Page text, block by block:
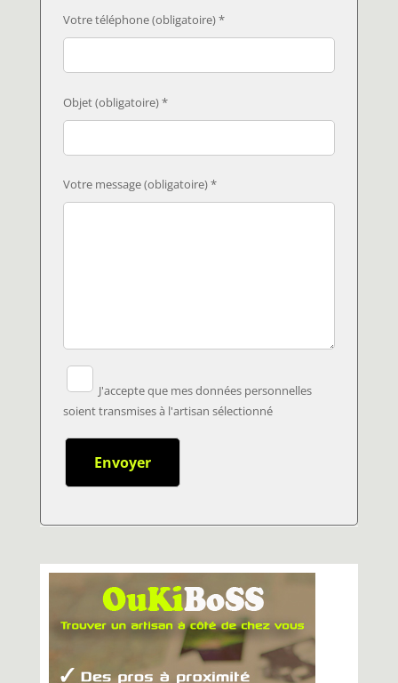
Votre téléphone (obligatoire) *
Objet (obligatoire) *
Votre message (obligatoire) *
J'accepte que mes données personnelles
soient transmises à l'artisan sélectionné